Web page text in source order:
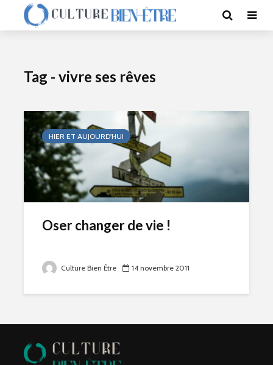
Tag - vivre ses rêves
HIER ET AUJOURD'HUI
Oser changer de vie !
Culture Bien Être 14 novembre 2011